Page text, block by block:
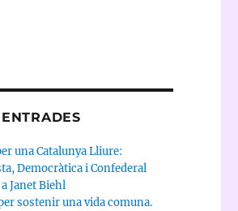
una Catalunya Lliure:
Democràtica i Confederal
Janet Biehl
sostenir una vida comuna.